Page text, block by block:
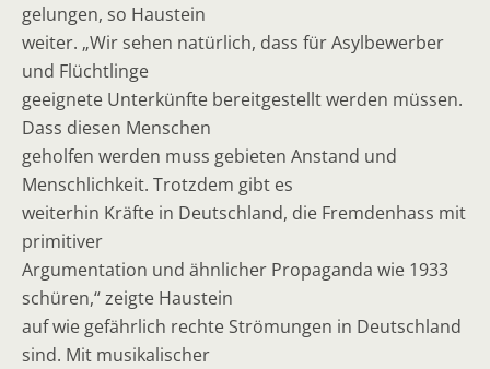
gelungen, so Haustein
weiter. „Wir sehen natürlich, dass für Asylbewerber
und Flüchtlinge
geeignete Unterkünfte bereitgestellt werden müssen.
Dass diesen Menschen
geholfen werden muss gebieten Anstand und
Menschlichkeit. Trotzdem gibt es
weiterhin Kräfte in Deutschland, die Fremdenhass mit
primitiver
Argumentation und ähnlicher Propaganda wie 1933
schüren,“ zeigte Haustein
auf wie gefährlich rechte Strömungen in Deutschland
sind. Mit musikalischer